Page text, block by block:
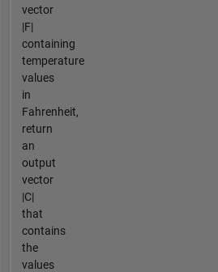
vector
|F|
containing
temperature
values
in
Fahrenheit,
return
an
output
vector
|C|
that
contains
the
values